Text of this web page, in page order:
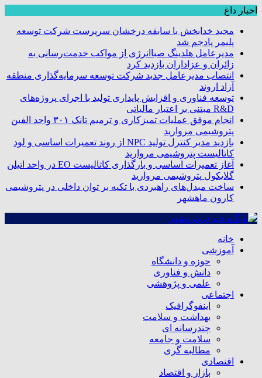
اخبار داغ
مجید خدابخش با سابقه درخشان سرپرست شرکت توسعه
پلیمر پادجم شد
مدیرعامل هلدینگ صباانرژی از مواکب خدمت‌رسانی به
زائران و عزاداران بازدید کرد
انتصاب مدیرعامل جدید شرکت توسعه سرمایه‌گذاری منطقه
آزاد اروند
توسعه فناوری و افزایش پایداری تولید با اجرای پروژه‌های
R&D مبتنی بر اعتبار مالیاتی
انجام موفق عملیات تمیزکاری و ترمیم تانک ۳۰۱ واحد الفین
پتروشیمی مروارید
بازدید مدیر کنترل تولید NPC از روند تعمیرات اساسی و لود
کاتالیست پتروشیمی مروارید
آغاز تعمیرات اساسی و بارگذاری کاتالیست EO در واحد اتیلن
گلایکول پتروشیمی مروارید
ساخت مبدل‌های راهبردی با تکیه بر توان داخلی در پتروشیمی
کارون ماهشهر
خانه
آموزشی
حوزه و دانشگاه
دانش و فناوری
علمی و پژوهشی
اجتماعی
اینفوگرافیک
بهداشت و سلامت
چندرسانه ای
سلامت و جامعه
مطالبه گری
اقتصادی
بازار و اقتصاد